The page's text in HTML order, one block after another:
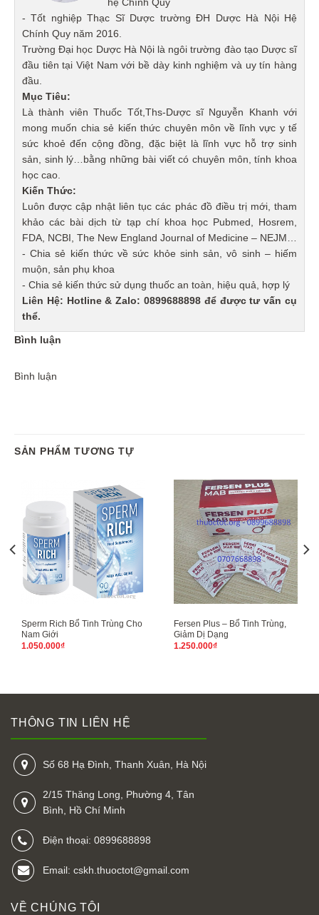
- Tốt nghiệp Thạc Sĩ Dược trường ĐH Dược Hà Nội Hệ
Chính Quy năm 2016.
Trường Đại học Dược Hà Nội là ngôi trường đào tạo Dược sĩ
đầu tiên tại Việt Nam với bề dày kinh nghiệm và uy tín hàng
đầu.
Mục Tiêu:
Là thành viên Thuốc Tốt,Ths-Dược sĩ Nguyễn Khanh với
mong muốn chia sẻ kiến thức chuyên môn về lĩnh vực y tế
sức khoẻ đến cộng đồng, đặc biệt là lĩnh vực hỗ trợ sinh
sản, sinh lý…bằng những bài viết có chuyên môn, tính khoa
học cao.
Kiến Thức:
Luôn được cập nhật liên tục các phác đồ điều trị mới, tham
khảo các bài dịch từ tạp chí khoa học Pubmed, Hosrem,
FDA, NCBI, The New England Journal of Medicine – NEJM…
- Chia sẻ kiến thức về sức khỏe sinh sản, vô sinh – hiếm
muộn, sản phụ khoa
- Chia sẻ kiến thức sử dụng thuốc an toàn, hiệu quả, hợp lý
Liên Hệ: Hotline & Zalo: 0899688898 để được tư vấn cụ
thể.
Bình luận
Bình luận
SẢN PHẨM TƯƠNG TỰ
Sperm Rich Bổ Tinh Trùng Cho
Nam Giới
1.050.000₫
Fersen Plus – Bổ Tinh Trùng,
Giảm Dị Dạng
1.250.000₫
THÔNG TIN LIÊN HỆ
Số 68 Hạ Đình, Thanh Xuân, Hà Nội
2/15 Thăng Long, Phường 4, Tân
Bình, Hồ Chí Minh
Điện thoại: 0899688898
Email: cskh.thuoctot@gmail.com
VỀ CHÚNG TÔI